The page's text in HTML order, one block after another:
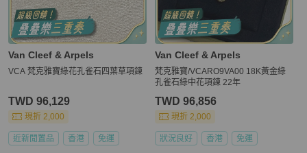
Van Cleef & Arpels
VCA 梵克雅寶綠花孔雀石四葉草項鍊
TWD 96,129
現折 2,000
近新閒置品 香港 免運
Van Cleef & Arpels
梵克雅寶/VCARO9VA00 18K黃金綠
孔雀石綠中花項鍊 22年
TWD 96,856
現折 2,000
狀況良好 香港 免運